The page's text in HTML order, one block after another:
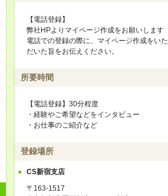
【電話登録】
弊社HPよりマイページ作成をお願いします
電話での登録の際に、マイページ作成をいた
だいた旨をお伝えください。
所要時間
【電話登録】30分程度
・経験やご希望などをインタビュー
・お仕事のご紹介など
登録場所
CS新宿支店
〒163-1517